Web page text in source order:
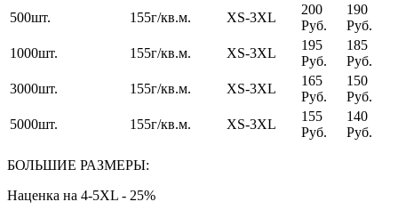
500шт.
155г/кв.м. XS-3XL
200
Руб.
190
Руб.
1000шт.
155г/кв.м. XS-3XL
195
Руб.
185
Руб.
3000шт.
155г/кв.м. XS-3XL
165
Руб.
150
Руб.
5000шт.
155г/кв.м. XS-3XL
155
Руб.
140
Руб.
БОЛЬШИЕ РАЗМЕРЫ:
Наценка на 4-5XL - 25%